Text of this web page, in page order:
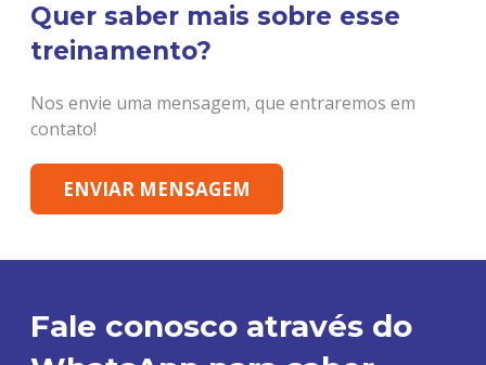
Quer saber mais sobre esse
treinamento?
Nos envie uma mensagem, que entraremos em
contato!
ENVIAR MENSAGEM
Fale conosco através do